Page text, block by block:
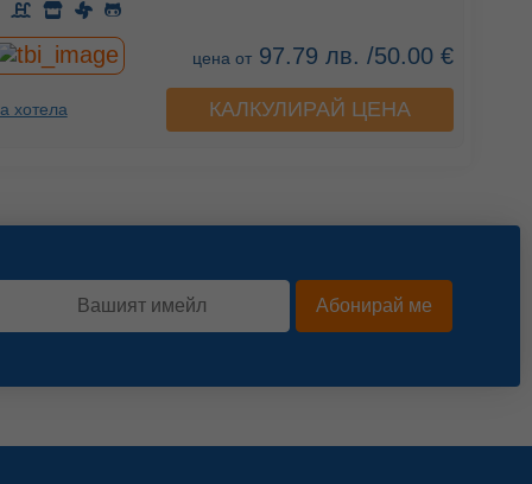
цена от97.79 лв. /50.00 €
хотела КАЛКУЛИРАЙ ЦЕНА
Абонирай ме